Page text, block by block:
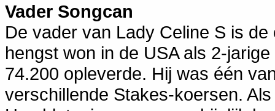
Vader Songcan
De vader van Lady Celine S is
hengst won in de USA als 2-
74.200 opleverde. Hij was één
verschillende Stakes-koersen.